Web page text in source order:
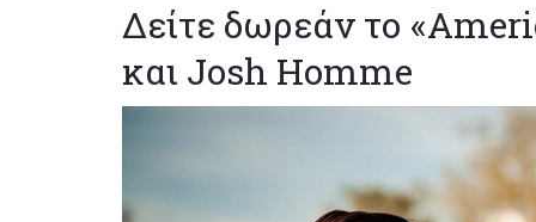
Δείτε δωρεάν το
και Josh Homme